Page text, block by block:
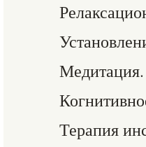
Медитация.
Терапия